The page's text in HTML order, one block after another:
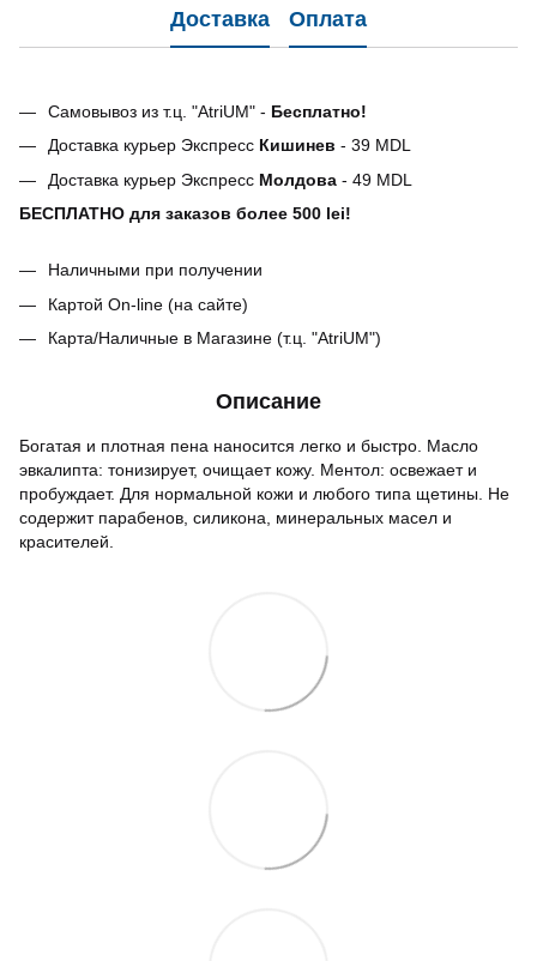
Доставка Оплата
Самовывоз из т.ц. "AtriUM" - Бесплатно!
Доставка курьер Экспресс Кишинев - 39 MDL
Доставка курьер Экспресс Молдова - 49 MDL
БЕСПЛАТНО для заказов более 500 lei!
Наличными при получении
Картой On-line (на сайте)
Карта/Наличные в Магазине (т.ц. "AtriUM")
Описание
Богатая и плотная пена наносится легко и быстро. Масло
эвкалипта: тонизирует, очищает кожу. Ментол: освежает и
пробуждает. Для нормальной кожи и любого типа щетины. Не
содержит парабенов, силикона, минеральных масел и
красителей.